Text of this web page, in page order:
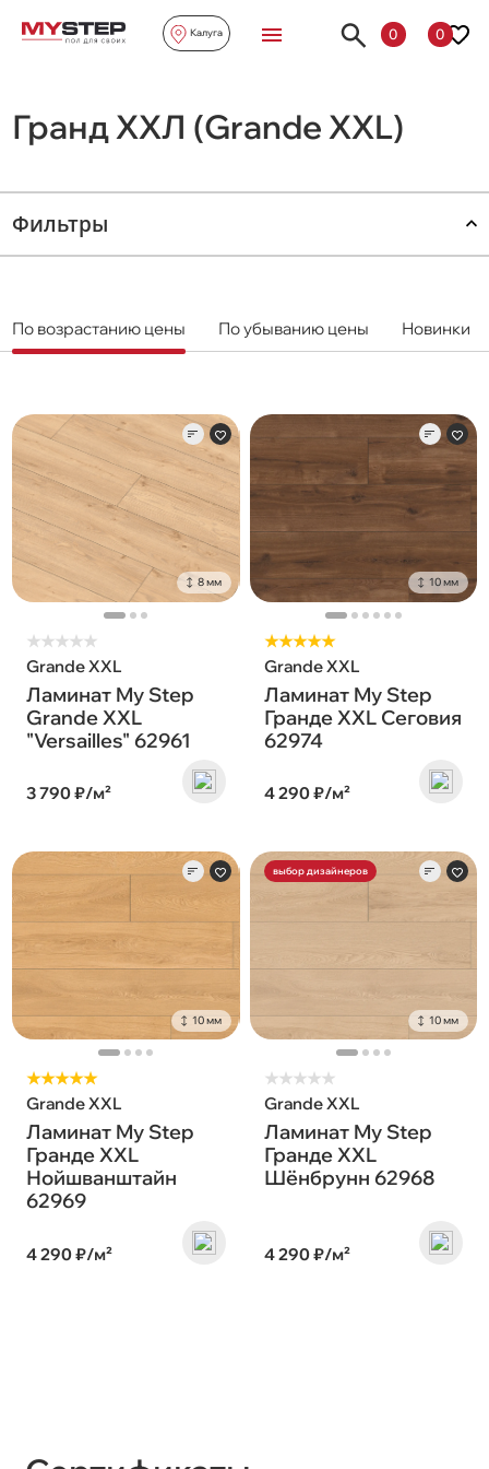
Калуга 0 0
Гранд ХХЛ (Grande XXL)
Фильтры
По возрастанию цены По убыванию цены Новинки
8 мм
★★★★★
Grande XXL
Ламинат My Step
Grande XXL
"Versailles" 62961
3 790 ₽/м²
10 мм
★★★★★
Grande XXL
Ламинат My Step
Гранде XXL Сеговия
62974
4 290 ₽/м²
10 мм
★★★★★
Grande XXL
Ламинат My Step
Гранде XXL
Нойшванштайн
62969
4 290 ₽/м²
выбор дизайнеров
10 мм
★★★★★
Grande XXL
Ламинат My Step
Гранде XXL
Шёнбрунн 62968
4 290 ₽/м²